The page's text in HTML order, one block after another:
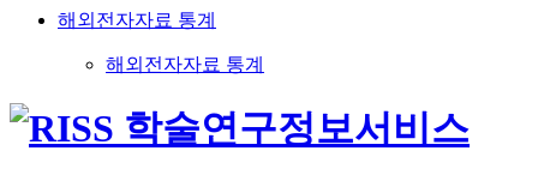
해외전자자료 통계
해외전자자료 통계